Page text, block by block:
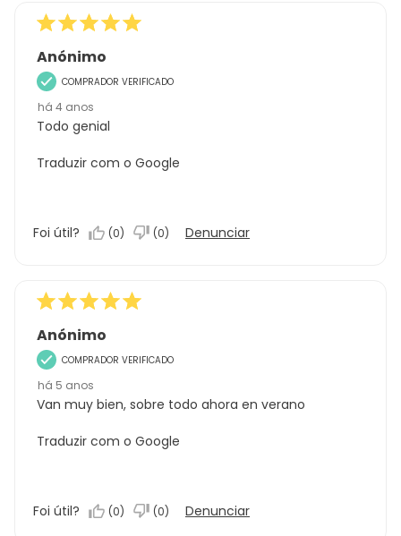
Anónimo
COMPRADOR VERIFICADO
há 4 anos
Todo genial
Traduzir com o Google
Foi útil? (0) (0) Denunciar
Anónimo
COMPRADOR VERIFICADO
há 5 anos
Van muy bien, sobre todo ahora en verano
Traduzir com o Google
Foi útil? (0) (0) Denunciar